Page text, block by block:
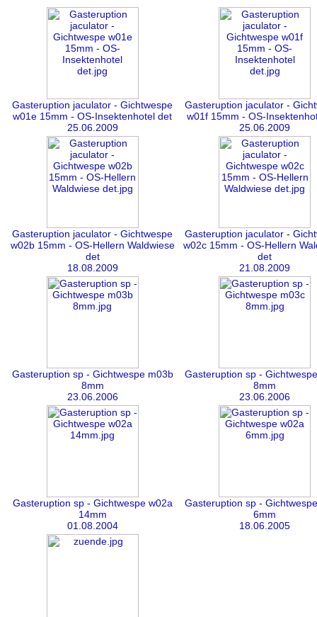
Gasteruption jaculator - Gichtwespe
w01e 15mm - OS-Insektenhotel det
25.06.2009
Gasteruption jaculator -
w01f 15mm - OS-
25.06.2009
Gasteruption jaculator - Gichtwespe
w02b 15mm - OS-Hellern Waldwiese
det
18.08.2009
Gasteruption jaculator -
w02c 15mm - OS-Hellern
det
21.08.2009
Gasteruption sp - Gichtwespe m03b
8mm
23.06.2006
Gasteruption sp -
8mm
23.06.2006
Gasteruption sp - Gichtwespe w02a
14mm
01.08.2004
Gasteruption sp -
6mm
18.06.2005